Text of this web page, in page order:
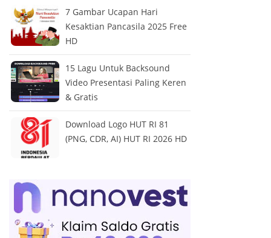
7 Gambar Ucapan Hari
Kesaktian Pancasila 2025 Free
HD
15 Lagu Untuk Backsound
Video Presentasi Paling Keren
& Gratis
Download Logo HUT RI 81
(PNG, CDR, AI) HUT RI 2026 HD